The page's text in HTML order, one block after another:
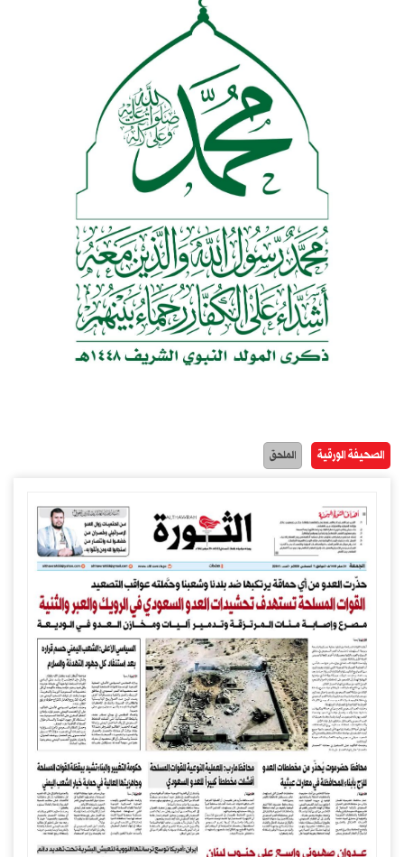
الصحيفة الورقية الملحق